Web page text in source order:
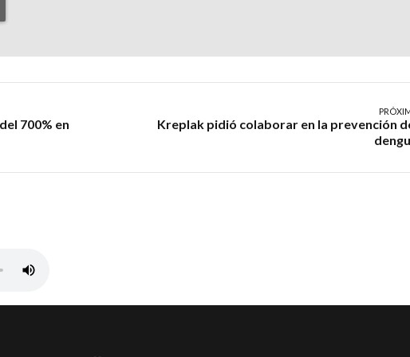
700% en
Kreplak pidió colaborar en la prevención